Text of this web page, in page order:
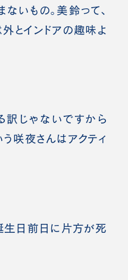
いもの。美鈴って、
とインドアの趣味よ
じゃないですから
う咲夜さんはアクティ
日前日に片方が死